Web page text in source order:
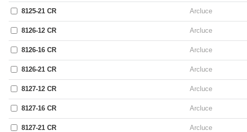
8125-21 CR Arcluce
8126-12 CR Arcluce
8126-16 CR Arcluce
8126-21 CR Arcluce
8127-12 CR Arcluce
8127-16 CR Arcluce
8127-21 CR Arcluce